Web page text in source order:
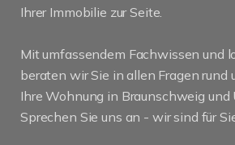
Ihrer Immobilie zur Seite.
Mit umfassendem Fachwissen und
beraten wir Sie in allen Fragen rund
Ihre Wohnung in Braunschweig und
Sprechen Sie uns an - wir sind für